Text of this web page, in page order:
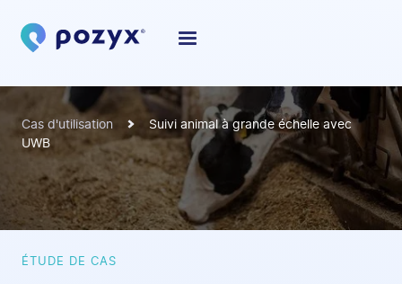
Cas d'utilisation
Suivi animal à grande échelle avec
UWB
ÉTUDE DE CAS